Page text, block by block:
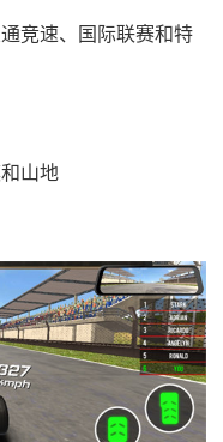
竞速、国际联赛和特
山地